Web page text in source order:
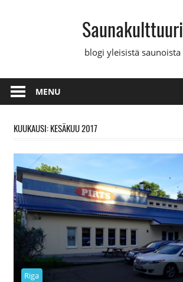
Saunakulttuuri
blogi yleisistä saunoista
MENU
KUUKAUSI: KESÄKUU 2017
Riga